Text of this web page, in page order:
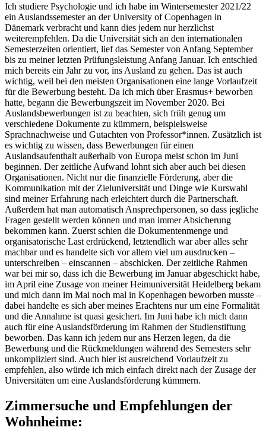
Ich studiere Psychologie und ich habe im Wintersemester 2021/22
ein Auslandssemester an der University of Copenhagen in
Dänemark verbracht und kann dies jedem nur herzlichst
weiterempfehlen. Da die Universität sich an den internationalen
Semesterzeiten orientiert, lief das Semester von Anfang September
bis zu meiner letzten Prüfungsleistung Anfang Januar. Ich entschied
mich bereits ein Jahr zu vor, ins Ausland zu gehen. Das ist auch
wichtig, weil bei den meisten Organisationen eine lange Vorlaufzeit
für die Bewerbung besteht. Da ich mich über Erasmus+ beworben
hatte, begann die Bewerbungszeit im November 2020. Bei
Auslandsbewerbungen ist zu beachten, sich früh genug um
verschiedene Dokumente zu kümmern, beispielsweise
Sprachnachweise und Gutachten von Professor*innen. Zusätzlich ist
es wichtig zu wissen, dass Bewerbungen für einen
Auslandsaufenthalt außerhalb von Europa meist schon im Juni
beginnen. Der zeitliche Aufwand lohnt sich aber auch bei diesen
Organisationen. Nicht nur die finanzielle Förderung, aber die
Kommunikation mit der Zieluniversität und Dinge wie Kurswahl
sind meiner Erfahrung nach erleichtert durch die Partnerschaft.
Außerdem hat man automatisch Ansprechpersonen, so dass jegliche
Fragen gestellt werden können und man immer Absicherung
bekommen kann. Zuerst schien die Dokumentenmenge und
organisatorische Last erdrückend, letztendlich war aber alles sehr
machbar und es handelte sich vor allem viel um ausdrucken –
unterschreiben – einscannen – abschicken. Der zeitliche Rahmen
war bei mir so, dass ich die Bewerbung im Januar abgeschickt habe,
im April eine Zusage von meiner Heimuniversität Heidelberg bekam
und mich dann im Mai noch mal in Kopenhagen beworben musste –
dabei handelte es sich aber meines Erachtens nur um eine Formalität
und die Annahme ist quasi gesichert. Im Juni habe ich mich dann
auch für eine Auslandsförderung im Rahmen der Studienstiftung
beworben. Das kann ich jedem nur ans Herzen legen, da die
Bewerbung und die Rückmeldungen während des Semesters sehr
unkompliziert sind. Auch hier ist ausreichend Vorlaufzeit zu
empfehlen, also würde ich mich einfach direkt nach der Zusage der
Universitäten um eine Auslandsförderung kümmern.
Zimmersuche und Empfehlungen der
Wohnheime: